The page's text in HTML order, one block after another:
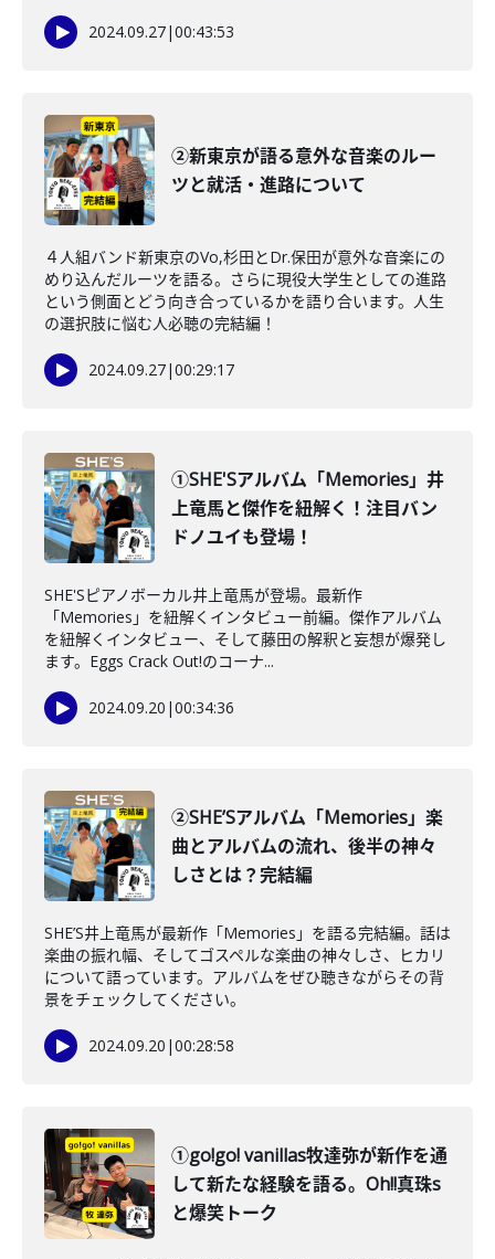
2024.09.27|00:43:53
②新東京が語る意外な音楽のルー
ツと就活・進路について
４人組バンド新東京のVo,杉田とDr.保田が意外な音楽にの
めり込んだルーツを語る。さらに現役大学生としての進路
という側面とどう向き合っているかを語り合います。人生
の選択肢に悩む人必聴の完結編！
2024.09.27|00:29:17
①SHE'Sアルバム「Memories」井
上竜馬と傑作を紐解く！注目バン
ドノユイも登場！
SHE'Sピアノボーカル井上竜馬が登場。最新作
「Memories」を紐解くインタビュー前編。傑作アルバム
を紐解くインタビュー、そして藤田の解釈と妄想が爆発し
ます。Eggs Crack Out!のコーナ...
2024.09.20 |00:34:36
②SHE’Sアルバム「Memories」楽
曲とアルバムの流れ、後半の神々
しさとは？完結編
SHE’S井上竜馬が最新作「Memories」を語る完結編。話は
楽曲の振れ幅、そしてゴスペルな楽曲の神々しさ、ヒカリ
について語っています。アルバムをぜひ聴きながらその背
景をチェックしてください。
2024.09.20 |00:28:58
①go!go! vanillas牧達弥が新作を通
して新たな経験を語る。Oh!!真珠s
と爆笑トーク